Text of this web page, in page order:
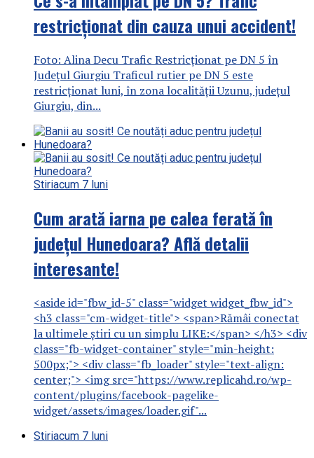
restricționat din cauza unui accident!
Foto: Alina Decu Trafic Restricționat pe DN 5 în
Județul Giurgiu Traficul rutier pe DN 5 este
restricționat luni, în zona localității Uzunu, județul
Giurgiu, din...
Stiriacum 7 luni
Cum arată iarna pe calea ferată în
județul Hunedoara? Află detalii
interesante!
<aside id="fbw_id-5" class="widget widget_fbw_id">
<h3 class="cm-widget-title"> <span>Rămâi conectat
la ultimele știri cu un simplu LIKE:</span> </h3> <div
class="fb-widget-container" style="min-height:
500px;"> <div class="fb_loader" style="text-align:
center;"> <img src="https://www.replicahd.ro/wp-
content/plugins/facebook-pagelike-
widget/assets/images/loader.gif"...
Stiriacum 7 luni